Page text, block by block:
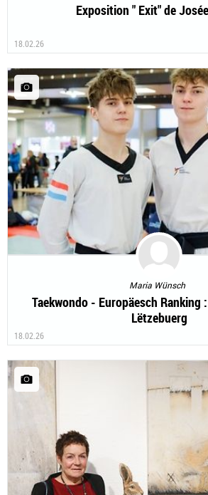
Exposition " Exit" de
18.02.26
Maria Wünsch
Taekwondo - Europäesch Ranking
Lëtzebuerg
18.02.26